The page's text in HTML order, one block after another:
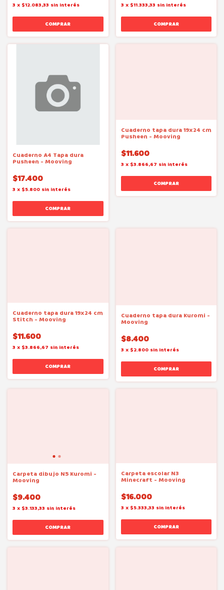
3 x $12.083,33 sin interés 3 x $11.333,33 sin interés
Cuaderno A4 Tapa dura
Pusheen - Mooving
$17.400
3 x $5.800 sin interés
Cuaderno tapa dura 19x24 cm
Pusheen - Mooving
$11.600
3 x $3.866,67 sin interés
Cuaderno tapa dura 19x24 cm
Stitch - Mooving
$11.600
3 x $3.866,67 sin interés
Cuaderno tapa dura Kuromi -
Mooving
$8.400
3 x $2.800 sin interés
Carpeta dibujo N5 Kuromi -
Mooving
$9.400
3 x $3.133,33 sin interés
Carpeta escolar N3
Minecraft - Mooving
$16.000
3 x $5.333,33 sin interés